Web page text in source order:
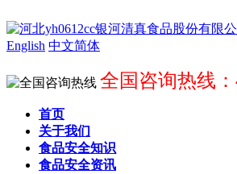
English 中文简体
全国咨询热线：
首页
关于我们
食品安全知识
食品安全资讯